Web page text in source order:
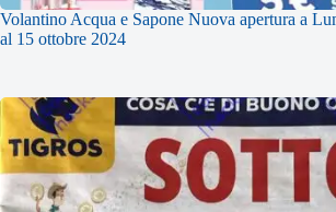
Volantino Acqua e Sapone Nuova apertura a
al 15 ottobre 2024